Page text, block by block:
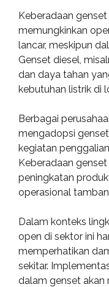
Keberadaan
memungkinkan
lancar, meskipun
Genset diesel,
dan daya tahan
kebutuhan listrik di
Berbagai
mengadopsi
kegiatan
Keberadaan
peningkatan
operasional
Dalam konteks
open di sektor ini
memperhatikan
sekitar.
dalam genset akan